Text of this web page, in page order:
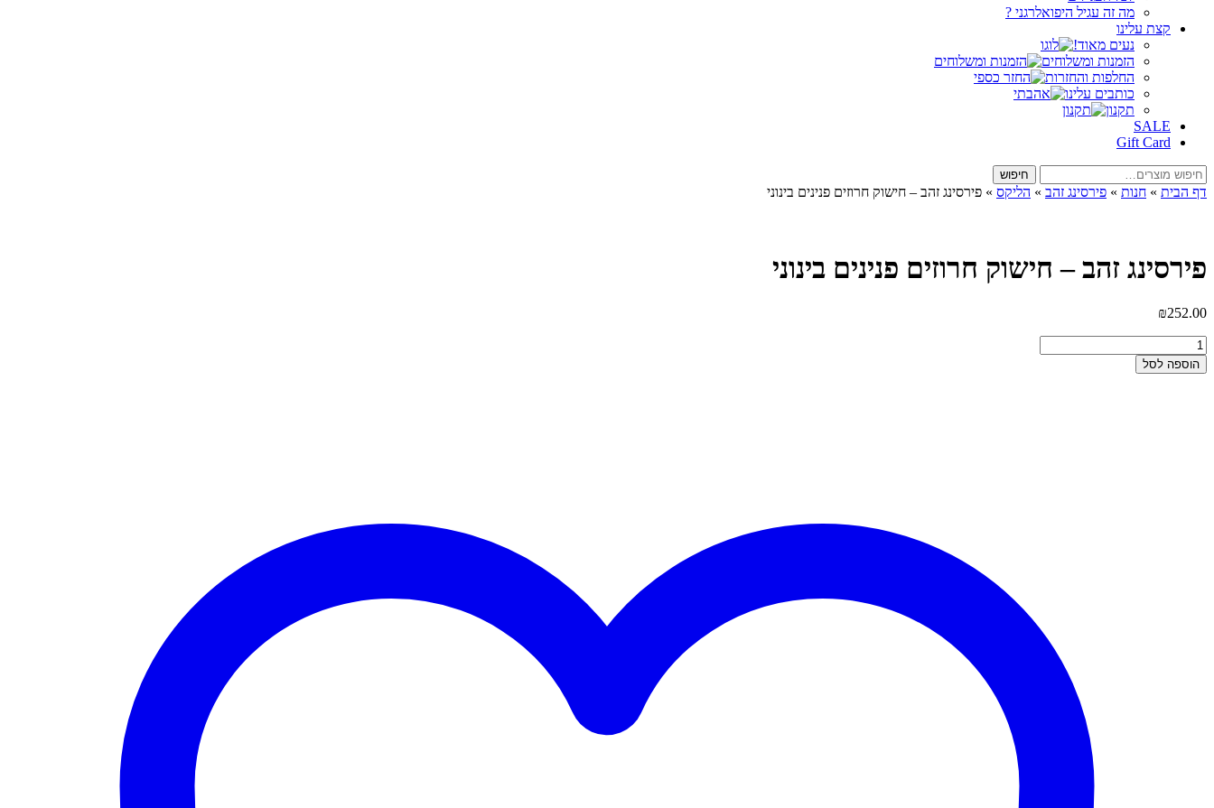
מה זה עגיל היפואלרגני ?
קצת עלינו
נעים מאוד!
הזמנות ומשלוחים
החלפות והחזרות
כותבים עלינו
תקנון
SALE
Gift Card
חיפוש
עבור:
חיפוש
דף הבית » חנות » פירסינג זהב » הליקס » פירסינג זהב – חישוק חרוזים פנינים בינוני
פירסינג זהב – חישוק חרוזים פנינים בינוני
₪252.00
כמות
של
פירסינג
הוספה לסל